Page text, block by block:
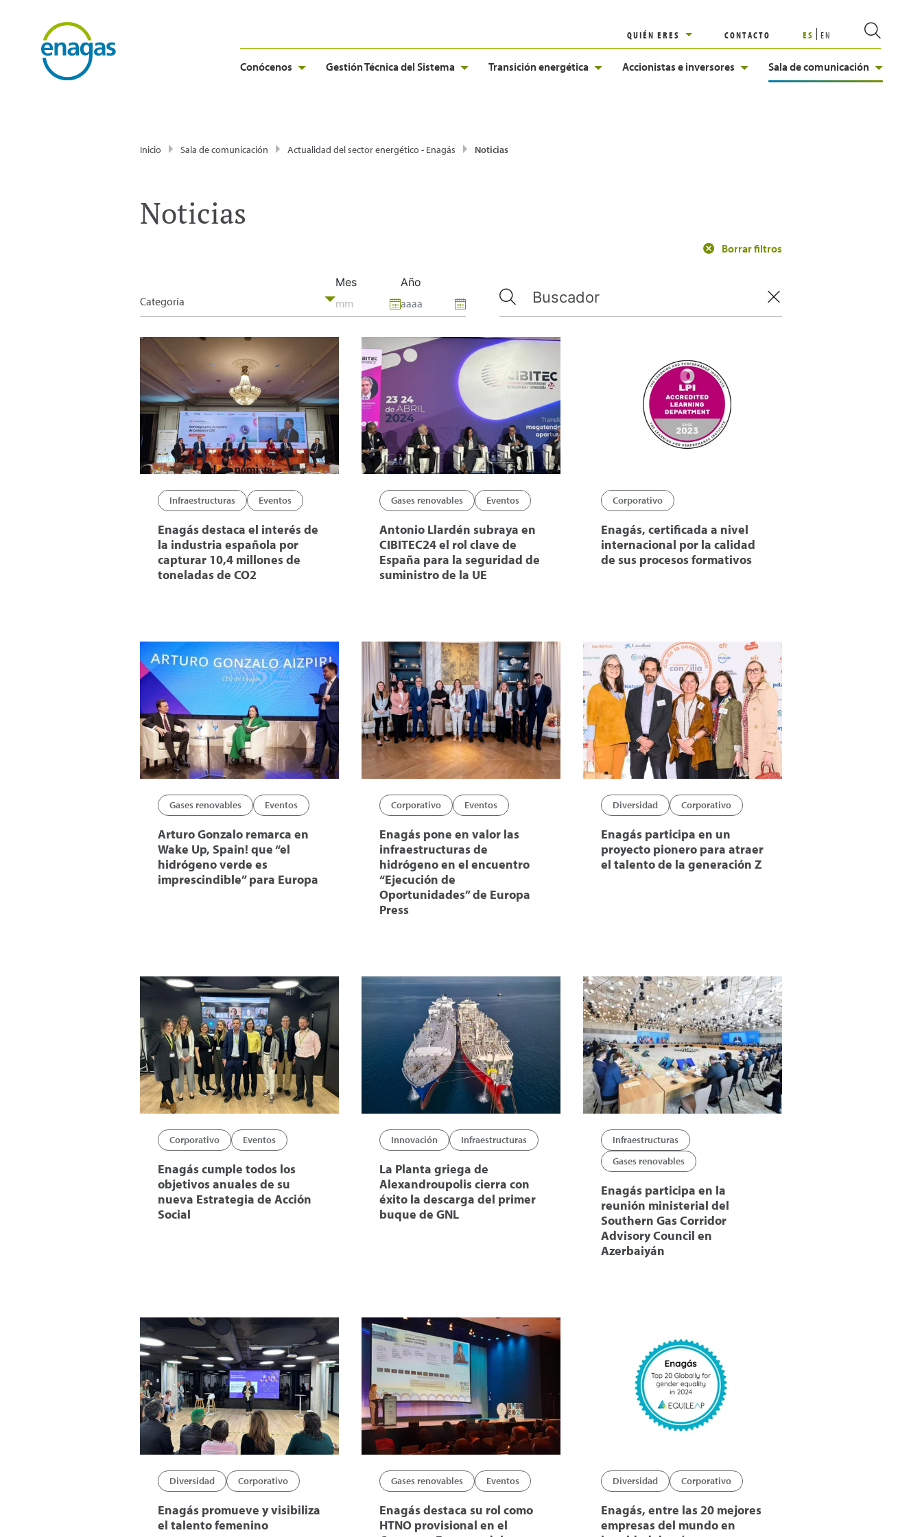
QUIÉN ERES CONTACTO ES EN
Conócenos Gestión Técnica del Sistema Transición energética Accionistas e inversores Sala de comunicación
Inicio Sala de comunicación Actualidad del sector energético - Enagás Noticias
Noticias
Borrar filtros
Categoría
Mes Año
Infraestructuras Eventos
Enagás destaca el interés de
la industria española por
capturar 10,4 millones de
toneladas de CO2
Gases renovables Eventos
Antonio Llardén subraya en
CIBITEC24 el rol clave de
España para la seguridad de
suministro de la UE
Corporativo
Enagás, certificada a nivel
internacional por la calidad
de sus procesos formativos
Gases renovables Eventos
Arturo Gonzalo remarca en
Wake Up, Spain! que “el
hidrógeno verde es
imprescindible” para Europa
Corporativo Eventos
Enagás pone en valor las
infraestructuras de
hidrógeno en el encuentro
“Ejecución de
Oportunidades” de Europa
Press
Diversidad Corporativo
Enagás participa en un
proyecto pionero para atraer
el talento de la generación Z
Corporativo Eventos
Enagás cumple todos los
objetivos anuales de su
nueva Estrategia de Acción
Social
Innovación Infraestructuras
La Planta griega de
Alexandroupolis cierra con
éxito la descarga del primer
buque de GNL
Infraestructuras
Gases renovables
Enagás participa en la
reunión ministerial del
Southern Gas Corridor
Advisory Council en
Azerbaiyán
Diversidad Corporativo
Enagás promueve y visibiliza
el talento femenino
Gases renovables Eventos
Enagás destaca su rol como
HTNO provisional en el
Diversidad Corporativo
Enagás, entre las 20 mejores
empresas del mundo en